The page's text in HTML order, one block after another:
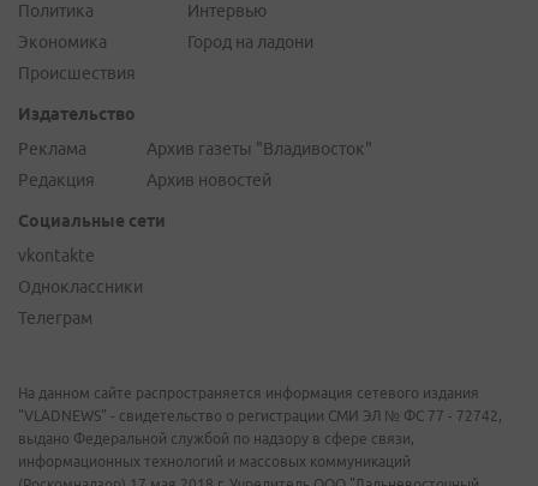
Политика
Экономика
Происшествия
Интервью
Город на ладони
Издательство
Реклама
Редакция
Архив газеты "Владивосток"
Архив новостей
Социальные сети
vkontakte
Одноклассники
Телеграм
На данном сайте распространяется информация сетевого издания
"VLADNEWS" - свидетельство о регистрации СМИ ЭЛ № ФС 77 - 72742,
выдано Федеральной службой по надзору в сфере связи,
информационных технологий и массовых коммуникаций